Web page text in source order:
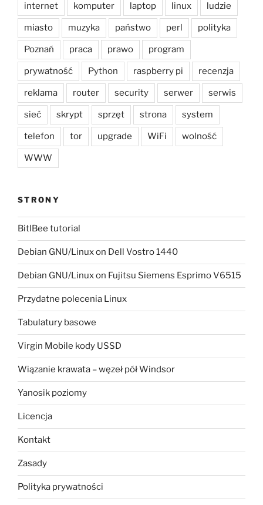
internet komputer laptop linux ludzie
miasto muzyka państwo perl polityka
Poznań praca prawo program
prywatność Python raspberry pi recenzja
reklama router security serwer serwis
sieć skrypt sprzęt strona system
telefon tor upgrade WiFi wolność
WWW
STRONY
BitlBee tutorial
Debian GNU/Linux on Dell Vostro 1440
Debian GNU/Linux on Fujitsu Siemens Esprimo V6515
Przydatne polecenia Linux
Tabulatury basowe
Virgin Mobile kody USSD
Wiązanie krawata – węzeł pół Windsor
Yanosik poziomy
Licencja
Kontakt
Zasady
Polityka prywatności